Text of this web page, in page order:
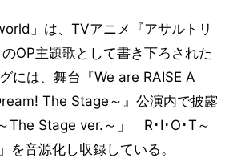
」は、TVアニメ『アサルトリ
OP主題歌として書き下ろされた
には、舞台『We are RAISE A
The Stage～』公演内で披露
The Stage ver.～」「R･I･O･T～
を音源化し収録している。